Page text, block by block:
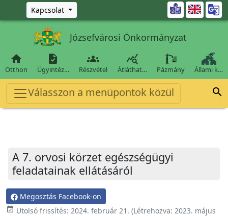
Ugrás a fő tartalomra
Kapcsolat 
Józsefvárosi Önkormányzat

Otthon

Ügyintéz…

Részvétel

Átláthat… Pázmány Állami k…
Válasszon a menüpontok közül 
A 7. orvosi körzet egészségügyi
feladatainak ellátásáról
Megosztás Facebook-on
event_available Utolsó frissítés: 2024. február 21. (Létrehozva: 2023. május